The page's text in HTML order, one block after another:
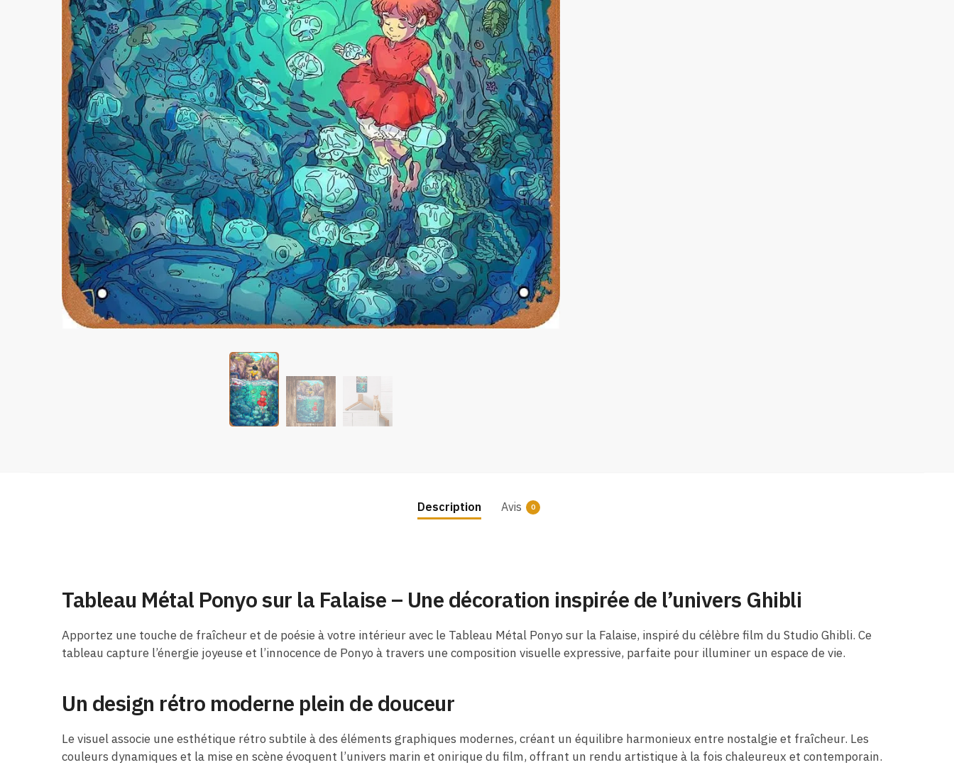
Description Avis 0
Tableau Métal Ponyo sur la Falaise – Une décoration inspirée de l’univers Ghibli
Apportez une touche de fraîcheur et de poésie à votre intérieur avec le Tableau Métal Ponyo sur la Falaise, inspiré du célèbre film du Studio Ghibli. Ce
tableau capture l’énergie joyeuse et l’innocence de Ponyo à travers une composition visuelle expressive, parfaite pour illuminer un espace de vie.
Un design rétro moderne plein de douceur
Le visuel associe une esthétique rétro subtile à des éléments graphiques modernes, créant un équilibre harmonieux entre nostalgie et fraîcheur. Les
couleurs dynamiques et la mise en scène évoquent l’univers marin et onirique du film, offrant un rendu artistique à la fois chaleureux et contemporain.